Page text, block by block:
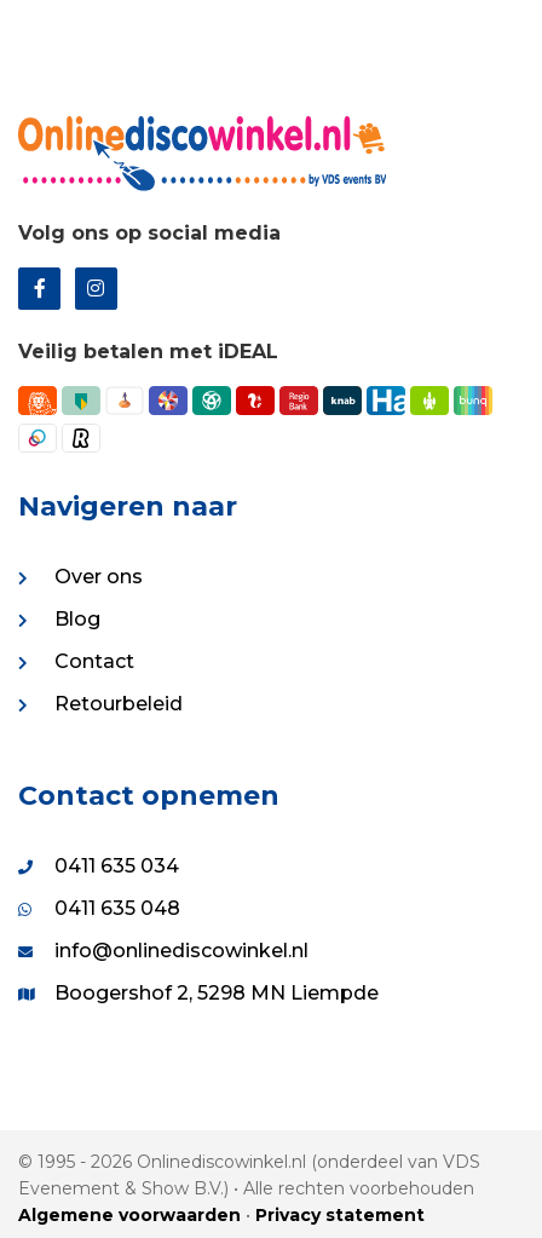
Volg ons op social media
Veilig betalen met iDEAL
Navigeren naar
Over ons
Blog
Contact
Retourbeleid
Contact opnemen
0411 635 034
0411 635 048
info@onlinediscowinkel.nl
Boogershof 2, 5298 MN Liempde
© 1995 - 2026 Onlinediscowinkel.nl (onderdeel van VDS
Evenement & Show B.V.) • Alle rechten voorbehouden
Algemene voorwaarden • Privacy statement